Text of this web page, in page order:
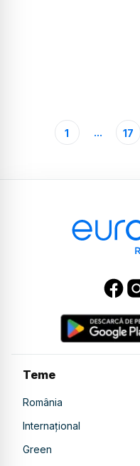
1 ... 17
Teme
România
Internațional
Green